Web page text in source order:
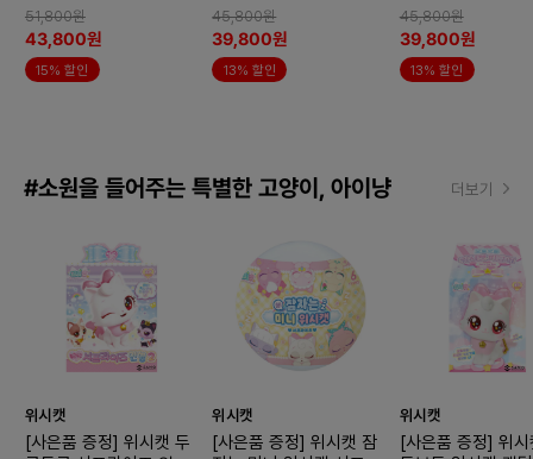
51,800원
43,800원
15% 할인
45,800원
39,800원
13% 할인
45,800원
39,800원
13% 할인
#소원을 들어주는 특별한 고양이, 아이냥 더보기
위시캣
[사은품 증정] 위시캣 두
위시캣
[사은품 증정] 위시캣 잠
위시캣
[사은품 증정] 위시